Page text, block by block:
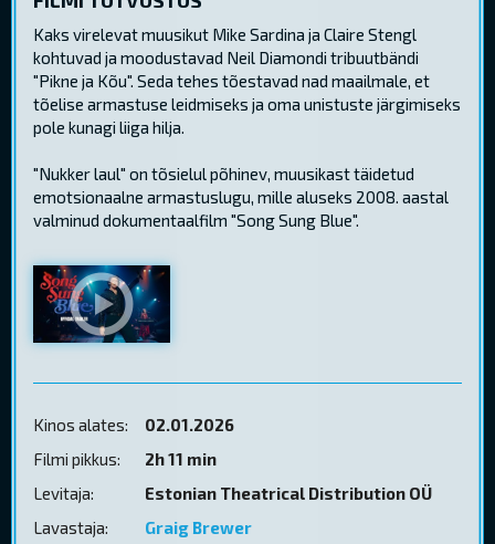
Kaks virelevat muusikut Mike Sardina ja Claire Stengl
kohtuvad ja moodustavad Neil Diamondi tribuutbändi
"Pikne ja Kõu". Seda tehes tõestavad nad maailmale, et
tõelise armastuse leidmiseks ja oma unistuste järgimiseks
pole kunagi liiga hilja.
"Nukker laul" on tõsielul põhinev, muusikast täidetud
emotsionaalne armastuslugu, mille aluseks 2008. aastal
valminud dokumentaalfilm "Song Sung Blue".
Kinos alates:
02.01.2026
Filmi pikkus:
2h 11 min
Levitaja:
Estonian Theatrical Distribution OÜ
Lavastaja:
Graig Brewer